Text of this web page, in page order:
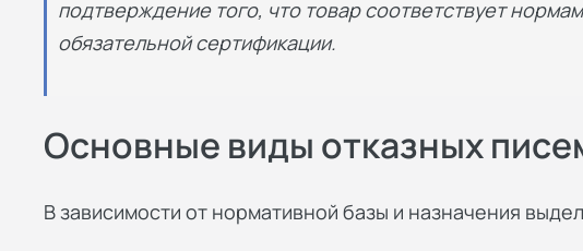
подтверждение того, что товар соответствует
обязательной сертификации.
Основные виды отказных
В зависимости от нормативной базы и назначения